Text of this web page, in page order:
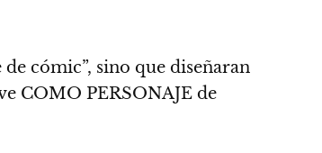
cómic”, sino que diseñaran
COMO PERSONAJE de